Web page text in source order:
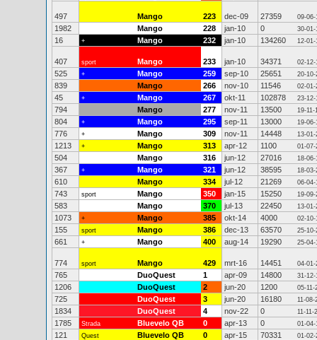
497 Mango 223 dec-09 27359 09-06-
1982 Mango 228 jan-10 0 30-01-
16 + Mango 232 jan-10 134260 12-01-
407 sport Mango 233 jan-10 34371 02-12-
525 + Mango 259 sep-10 25651 20-10-
839 Mango 266 nov-10 11546 02-01-
45 + Mango 267 okt-11 102878 23-12-
794 Mango 277 nov-11 13500 19-11-
804 + Mango 295 sep-11 13000 19-06-
776 + Mango 309 nov-11 14448 13-01-
1213 + Mango 313 apr-12 1100 01-07-
504 Mango 316 jun-12 27016 18-06-
367 + Mango 321 jun-12 38595 18-03-
610 Mango 334 jul-12 21269 06-04-
743 sport Mango 350 jan-15 15250 19-09-
583 Mango 370 jul-13 22450 13-01-
1073 + Mango 385 okt-14 4000 02-10-
155 sport Mango 386 dec-13 63570 25-10-
661 + Mango 400 aug-14 19290 25-04-
774 sport Mango 429 mrt-16 14451 04-01-
765 DuoQuest 1 apr-09 14800 31-12-
1206 DuoQuest 2 jun-20 1200 05-11-
725 DuoQuest 3 jun-20 16180 11-08-
1834 DuoQuest 4 nov-22 0 11-11-
1785 Strada Bluevelo QB 0 apr-13 0 01-04-
121 Quest Bluevelo QB 0 apr-15 70331 01-02-